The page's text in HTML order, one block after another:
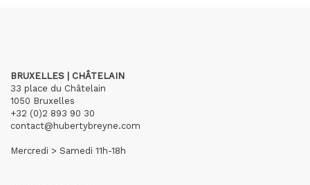
BRUXELLES | CHÂTELAIN
33 place du Châtelain
1050 Bruxelles
+32 (0)2 893 90 30
contact@hubertybreyne.com
Mercredi > Samedi 11h-18h